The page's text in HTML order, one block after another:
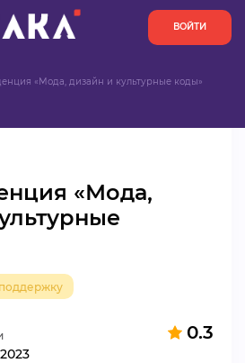
ВОЙТИ
«Мода, дизайн и культурные коды»
«Мода,
0.3